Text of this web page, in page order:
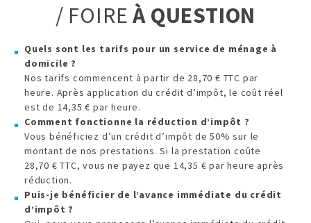
/ FOIREÀ QUESTION
Quels sont les tarifs pour un service de ménage à
domicile ?
Nos tarifs commencent à partir de 28,70 € TTC par
heure. Après application du crédit d’impôt, le coût réel
est de 14,35 € par heure.
Comment fonctionne la réduction d’impôt ?
Vous bénéficiez d’un crédit d’impôt de 50% sur le
montant de nos prestations. Si la prestation coûte
28,70 € TTC, vous ne payez que 14,35 € par heure après
réduction.
Puis-je bénéficier de l’avance immédiate du crédit
d’impôt ?